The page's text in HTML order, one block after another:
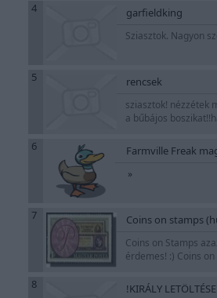
4 garfieldking
Sziasztok. Nagyon
5 rencsek
sziasztok! nézzétek
a bűbájos
6 Farmville Freak
»
7 Coins on stamps
Coins on Stamps
érdemes! :) Coins
8 !KIRÁLY